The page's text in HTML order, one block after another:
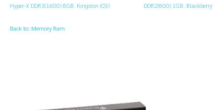
DDR2(800) 1GB. Blackberry
Hyper-X DDR3(1600) 8GB. Kingston (C9)
Back to: Memory Ram